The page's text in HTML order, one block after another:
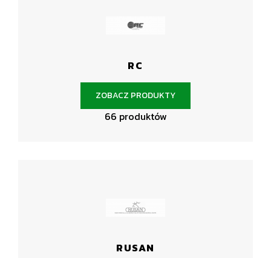
RC
66 produktów
ZOBACZ PRODUKTY
RUSAN